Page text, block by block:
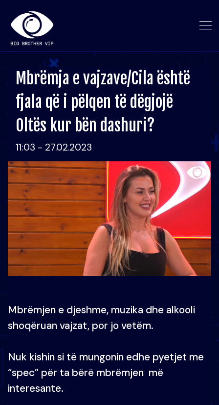
Mbrëmja e vajzave/Cila është
fjala që i pëlqen të dëgjojë
Oltës kur bën dashuri?
11:03 - 27.02.2023
Mbrëmjen e djeshme, muzika dhe alkooli
shoqëruan vajzat, por jo vetëm.
Nuk kishin si të mungonin edhe pyetjet me
“spec” për ta bërë mbrëmjen më
interesante.